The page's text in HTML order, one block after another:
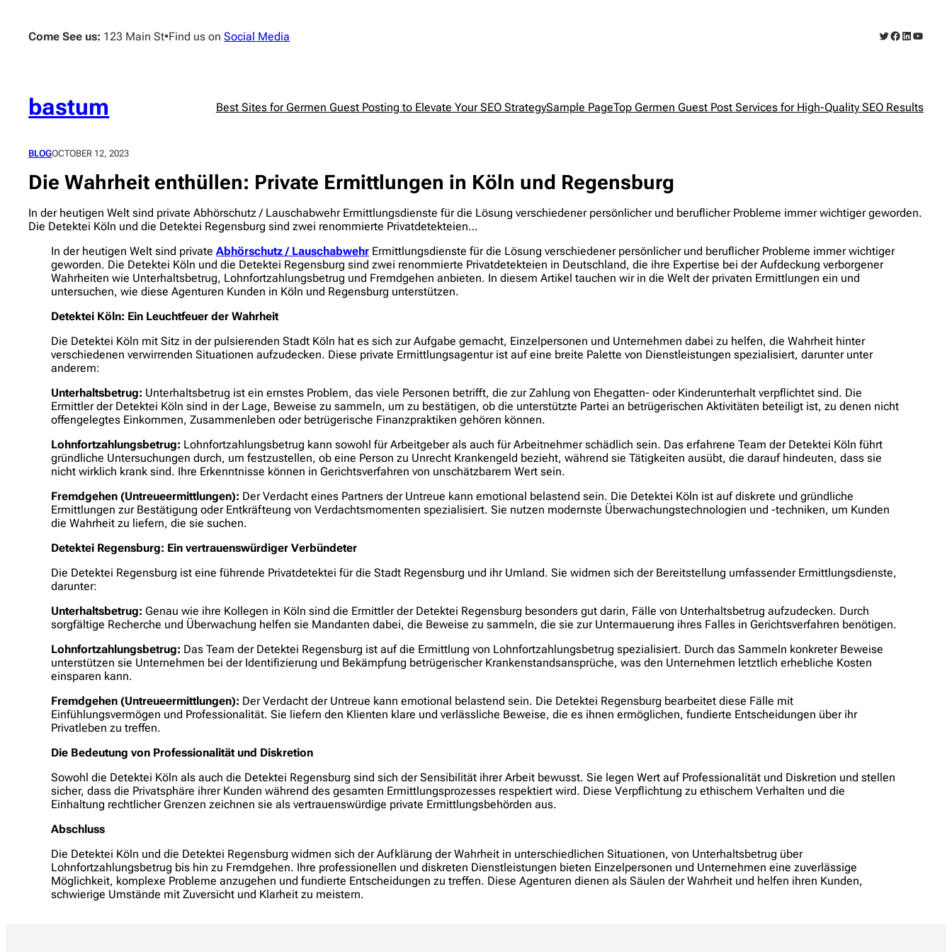
contentCome See us: 123 Main St•Find us onSocial Media Twitter
Facebook
LinkedIn
bastum Best Sites for Germen Guest Posting to Elevate Your SEO StrategySample PageTop Germen Guest Post Services for High-Quality SEO Results
BLOGOCTOBER 12, 2023
Die Wahrheit enthüllen: Private Ermittlungen in Köln und Regensburg
In der heutigen Welt sind private Abhörschutz / Lauschabwehr Ermittlungsdienste für die Lösung verschiedener persönlicher und beruflicher Probleme immer wichtiger geworden.
Die Detektei Köln und die Detektei Regensburg sind zwei renommierte Privatdetekteien…
In der heutigen Welt sind privateAbhörschutz / Lauschabwehr Ermittlungsdienste für die Lösung verschiedener persönlicher und beruflicher Probleme immer wichtiger
geworden. Die Detektei Köln und die Detektei Regensburg sind zwei renommierte Privatdetekteien in Deutschland, die ihre Expertise bei der Aufdeckung verborgener
Wahrheiten wie Unterhaltsbetrug, Lohnfortzahlungsbetrug und Fremdgehen anbieten. In diesem Artikel tauchen wir in die Welt der privaten Ermittlungen ein und
untersuchen, wie diese Agenturen Kunden in Köln und Regensburg unterstützen.
Detektei Köln: Ein Leuchtfeuer der Wahrheit
Die Detektei Köln mit Sitz in der pulsierenden Stadt Köln hat es sich zur Aufgabe gemacht, Einzelpersonen und Unternehmen dabei zu helfen, die Wahrheit hinter
verschiedenen verwirrenden Situationen aufzudecken. Diese private Ermittlungsagentur ist auf eine breite Palette von Dienstleistungen spezialisiert, darunter unter
anderem:
Unterhaltsbetrug: Unterhaltsbetrug ist ein ernstes Problem, das viele Personen betrifft, die zur Zahlung von Ehegatten- oder Kinderunterhalt verpflichtet sind. Die
Ermittler der Detektei Köln sind in der Lage, Beweise zu sammeln, um zu bestätigen, ob die unterstützte Partei an betrügerischen Aktivitäten beteiligt ist, zu denen nicht
offengelegtes Einkommen, Zusammenleben oder betrügerische Finanzpraktiken gehören können.
Lohnfortzahlungsbetrug: Lohnfortzahlungsbetrug kann sowohl für Arbeitgeber als auch für Arbeitnehmer schädlich sein. Das erfahrene Team der Detektei Köln führt
gründliche Untersuchungen durch, um festzustellen, ob eine Person zu Unrecht Krankengeld bezieht, während sie Tätigkeiten ausübt, die darauf hindeuten, dass sie
nicht wirklich krank sind. Ihre Erkenntnisse können in Gerichtsverfahren von unschätzbarem Wert sein.
Fremdgehen (Untreueermittlungen): Der Verdacht eines Partners der Untreue kann emotional belastend sein. Die Detektei Köln ist auf diskrete und gründliche
Ermittlungen zur Bestätigung oder Entkräfteung von Verdachtsmomenten spezialisiert. Sie nutzen modernste Überwachungstechnologien und -techniken, um Kunden
die Wahrheit zu liefern, die sie suchen.
Detektei Regensburg: Ein vertrauenswürdiger Verbündeter
Die Detektei Regensburg ist eine führende Privatdetektei für die Stadt Regensburg und ihr Umland. Sie widmen sich der Bereitstellung umfassender Ermittlungsdienste,
darunter:
Unterhaltsbetrug: Genau wie ihre Kollegen in Köln sind die Ermittler der Detektei Regensburg besonders gut darin, Fälle von Unterhaltsbetrug aufzudecken. Durch
sorgfältige Recherche und Überwachung helfen sie Mandanten dabei, die Beweise zu sammeln, die sie zur Untermauerung ihres Falles in Gerichtsverfahren benötigen.
Lohnfortzahlungsbetrug: Das Team der Detektei Regensburg ist auf die Ermittlung von Lohnfortzahlungsbetrug spezialisiert. Durch das Sammeln konkreter Beweise
unterstützen sie Unternehmen bei der Identifizierung und Bekämpfung betrügerischer Krankenstandsansprüche, was den Unternehmen letztlich erhebliche Kosten
einsparen kann.
Fremdgehen (Untreueermittlungen): Der Verdacht der Untreue kann emotional belastend sein. Die Detektei Regensburg bearbeitet diese Fälle mit
Einfühlungsvermögen und Professionalität. Sie liefern den Klienten klare und verlässliche Beweise, die es ihnen ermöglichen, fundierte Entscheidungen über ihr
Privatleben zu treffen.
Die Bedeutung von Professionalität und Diskretion
Sowohl die Detektei Köln als auch die Detektei Regensburg sind sich der Sensibilität ihrer Arbeit bewusst. Sie legen Wert auf Professionalität und Diskretion und stellen
sicher, dass die Privatsphäre ihrer Kunden während des gesamten Ermittlungsprozesses respektiert wird. Diese Verpflichtung zu ethischem Verhalten und die
Einhaltung rechtlicher Grenzen zeichnen sie als vertrauenswürdige private Ermittlungsbehörden aus.
Abschluss
Die Detektei Köln und die Detektei Regensburg widmen sich der Aufklärung der Wahrheit in unterschiedlichen Situationen, von Unterhaltsbetrug über
Lohnfortzahlungsbetrug bis hin zu Fremdgehen. Ihre professionellen und diskreten Dienstleistungen bieten Einzelpersonen und Unternehmen eine zuverlässige
Möglichkeit, komplexe Probleme anzugehen und fundierte Entscheidungen zu treffen. Diese Agenturen dienen als Säulen der Wahrheit und helfen ihren Kunden,
schwierige Umstände mit Zuversicht und Klarheit zu meistern.